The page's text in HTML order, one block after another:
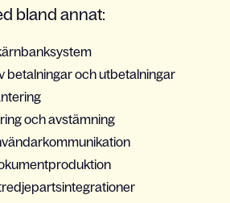
bland annat:
betalningar och utbetalningar
och avstämning